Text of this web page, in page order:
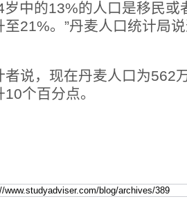
岁中的13%的人口是移民或
至21%。”丹麦人口统计局
者说，现在丹麦人口为562
个百分点。